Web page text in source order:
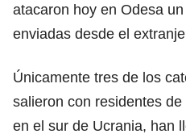
atacaron hoy en Odesa
enviadas desde el
Únicamente tres de los
salieron con residentes
en el sur de Ucrania, han